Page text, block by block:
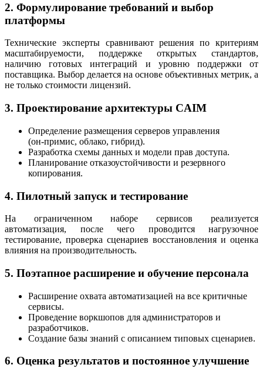
2. Формулирование требований и выбор
платформы
Технические эксперты сравнивают решения по критериям
масштабируемости, поддержке открытых стандартов,
наличию готовых интеграций и уровню поддержки от
поставщика. Выбор делается на основе объективных метрик, а
не только стоимости лицензий.
3. Проектирование архитектуры CAIM
Определение размещения серверов управления
(он‑примис, облако, гибрид).
Разработка схемы данных и модели прав доступа.
Планирование отказоустойчивости и резервного
копирования.
4. Пилотный запуск и тестирование
На ограниченном наборе сервисов реализуется
автоматизация, после чего проводится нагрузочное
тестирование, проверка сценариев восстановления и оценка
влияния на производительность.
5. Поэтапное расширение и обучение персонала
Расширение охвата автоматизацией на все критичные
сервисы.
Проведение воркшопов для администраторов и
разработчиков.
Создание базы знаний с описанием типовых сценариев.
6. Оценка результатов и постоянное улучшение